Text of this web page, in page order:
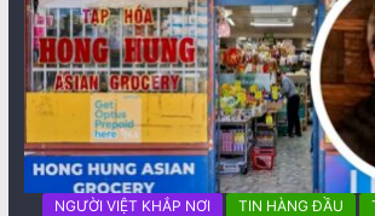
NGƯỜI VIỆT KHẮP NƠI TIN HÀNG ĐẦU